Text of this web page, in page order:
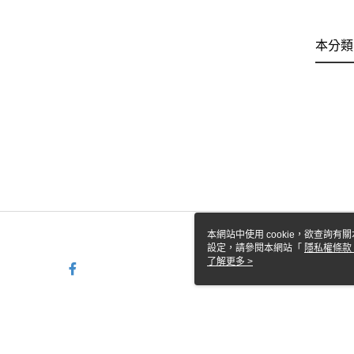
本分
本網站中使用 cookie，欲查詢有
設定，請參閱本網站「 隱私權條款
使用 cookie。
了解更多 >